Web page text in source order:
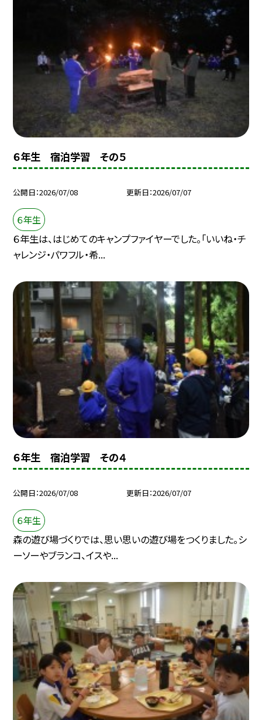
６年生 宿泊学習 その５
公開日 2026/07/08 更新日 2026/07/07
６年生
６年生は、はじめてのキャンプファイヤーでした。「いいね・チ
ャレンジ・パワフル・希...
６年生 宿泊学習 その４
公開日 2026/07/08 更新日 2026/07/07
６年生
森の遊び場づくりでは、思い思いの遊び場をつくりました。シ
ーソーやブランコ、イスや...